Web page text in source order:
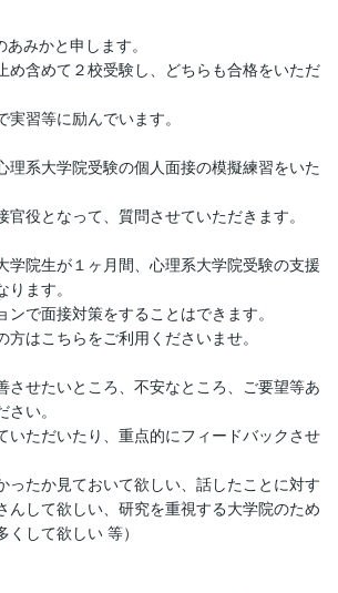
みかと申します。
め含めて２校受験し、どちらも合格をいただ
習等に励んでいます。
理系大学院受験の個人面接の模擬練習をいた
役となって、質問させていただきます。
学院生が１ヶ月間、心理系大学院受験の支援
ます。
で面接対策をすることはできます。
はこちらをご利用くださいませ。
させたいところ、不安なところ、ご要望等あ
い。
いただいたり、重点的にフィードバックさせ
ったか見ておいて欲しい、話したことに対す
んして欲しい、研究を重視する大学院のため
して欲しい 等）